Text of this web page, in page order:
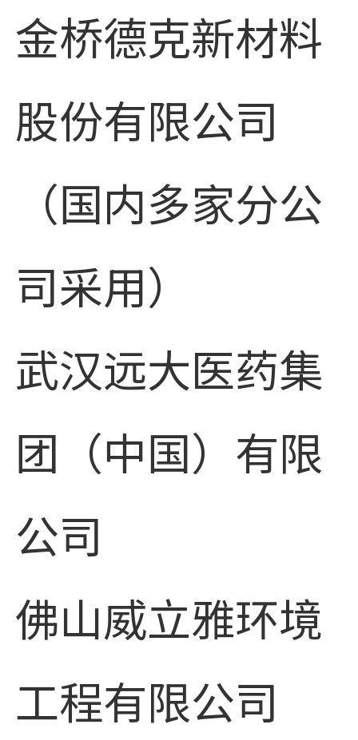
金桥德克新材料
股份有限公司
（国内多家分公
司采用）
武汉远大医药集
团（中国）有限
公司
佛山威立雅环境
工程有限公司